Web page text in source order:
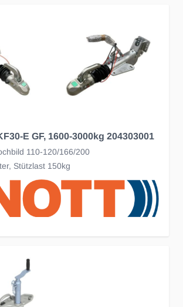
E GF, 1600-3000kg 204303001
110-120/166/200
Stützlast 150kg